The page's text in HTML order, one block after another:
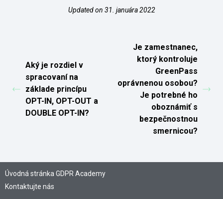
Updated on 31. januára 2022
Aký je rozdiel v
spracovaní na
základe princípu
OPT-IN, OPT-OUT a
DOUBLE OPT-IN?
Je zamestnanec,
ktorý kontroluje
GreenPass
oprávnenou osobou?
Je potrebné ho
oboznámiť s
bezpečnostnou
smernicou?
Úvodná stránka GDPR Academy
Kontaktujte nás